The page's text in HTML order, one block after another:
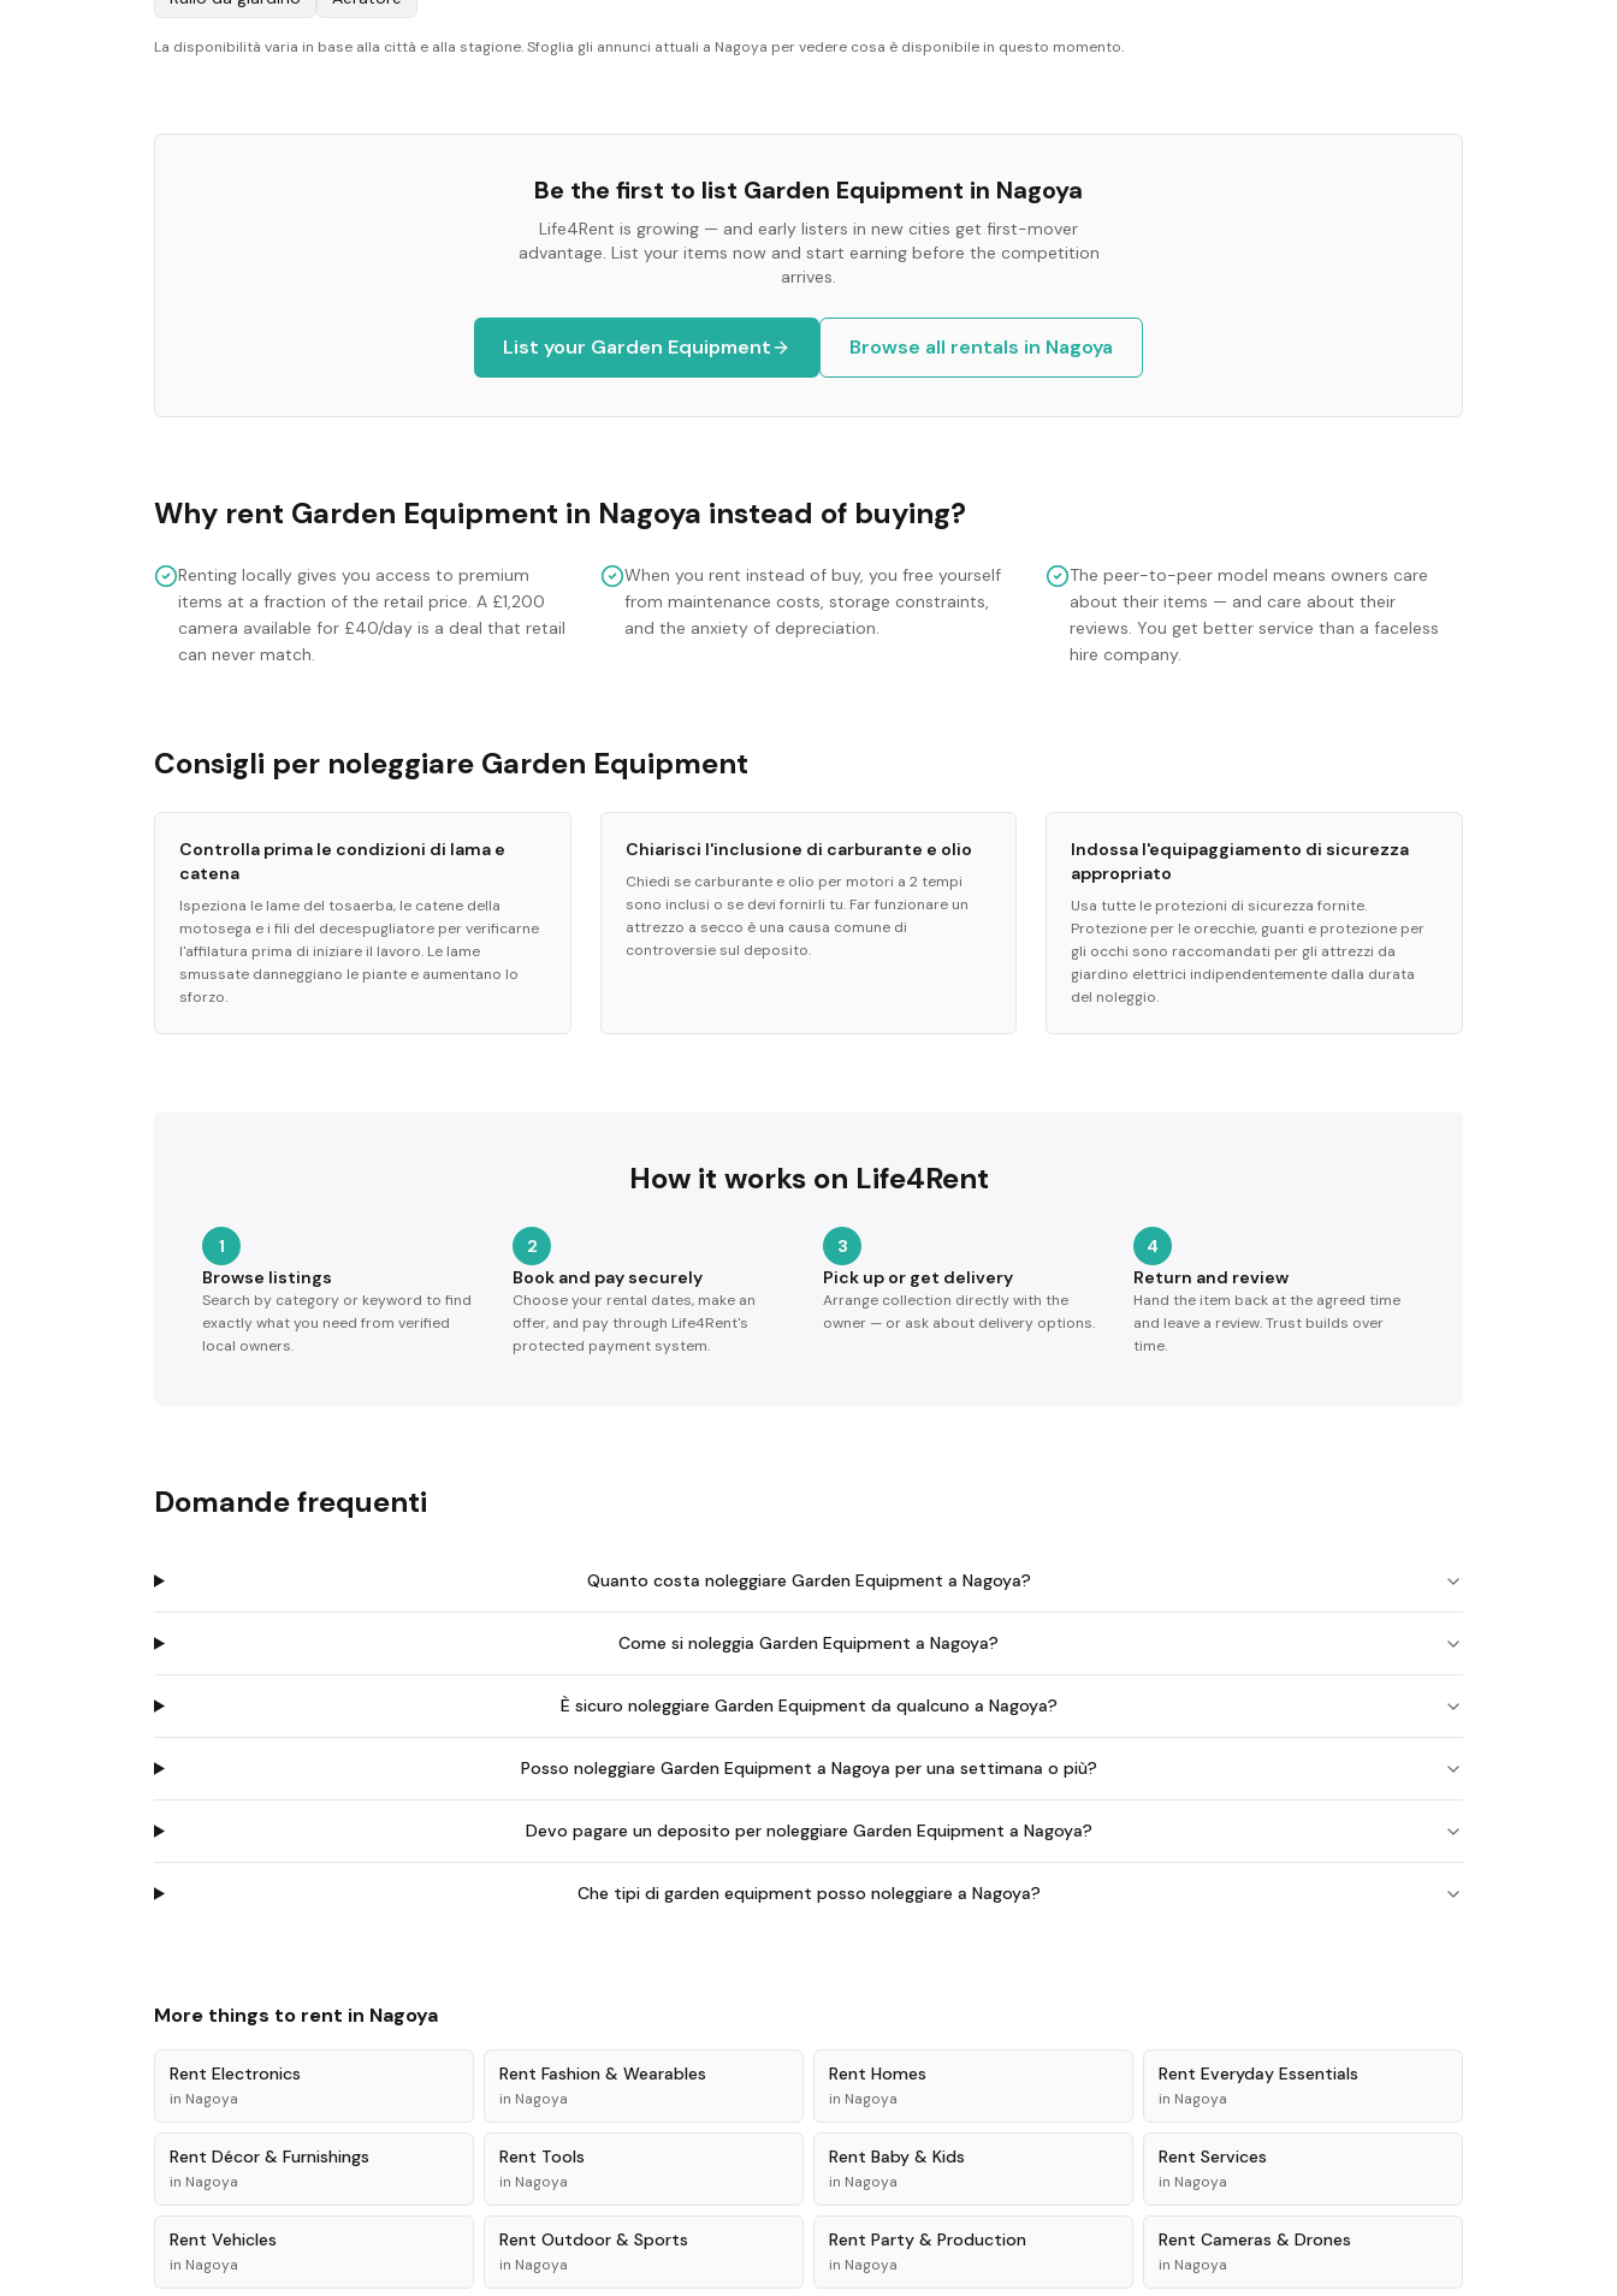
La disponibilità varia in base alla città e alla stagione. Sfoglia gli annunci attuali a Nagoya per vedere cosa è disponibile in questo momento.
Be the first to list Garden Equipment in Nagoya
Life4Rent is growing — and early listers in new cities get first-mover
advantage. List your items now and start earning before the competition
arrives.
List your Garden Equipment Browse all rentals in Nagoya
Why rent Garden Equipment in Nagoya instead of buying?
Renting locally gives you access to premium
items at a fraction of the retail price. A £1,200
camera available for £40/day is a deal that retail
can never match.
When you rent instead of buy, you free yourself
from maintenance costs, storage constraints,
and the anxiety of depreciation.
The peer-to-peer model means owners care
about their items — and care about their
reviews. You get better service than a faceless
hire company.
Consigli per noleggiare Garden Equipment
Controlla prima le condizioni di lama e
catena
Ispeziona le lame del tosaerba, le catene della
motosega e i fili del decespugliatore per verificarne
l'affilatura prima di iniziare il lavoro. Le lame
smussate danneggiano le piante e aumentano lo
sforzo.
Chiarisci l'inclusione di carburante e olio
Chiedi se carburante e olio per motori a 2 tempi
sono inclusi o se devi fornirli tu. Far funzionare un
attrezzo a secco è una causa comune di
controversie sul deposito.
Indossa l'equipaggiamento di sicurezza
appropriato
Usa tutte le protezioni di sicurezza fornite.
Protezione per le orecchie, guanti e protezione per
gli occhi sono raccomandati per gli attrezzi da
giardino elettrici indipendentemente dalla durata
del noleggio.
How it works on Life4Rent
1
Browse listings
Search by category or keyword to find
exactly what you need from verified
local owners.
2
Book and pay securely
Choose your rental dates, make an
offer, and pay through Life4Rent's
protected payment system.
3
Pick up or get delivery
Arrange collection directly with the
owner — or ask about delivery options.
4
Return and review
Hand the item back at the agreed time
and leave a review. Trust builds over
time.
Domande frequenti
Quanto costa noleggiare Garden Equipment a Nagoya?
Come si noleggia Garden Equipment a Nagoya?
È sicuro noleggiare Garden Equipment da qualcuno a Nagoya?
Posso noleggiare Garden Equipment a Nagoya per una settimana o più?
Devo pagare un deposito per noleggiare Garden Equipment a Nagoya?
Che tipi di garden equipment posso noleggiare a Nagoya?
More things to rent in Nagoya
Rent Electronics
in Nagoya
Rent Fashion & Wearables
in Nagoya
Rent Homes
in Nagoya
Rent Everyday Essentials
in Nagoya
Rent Décor & Furnishings
in Nagoya
Rent Tools
in Nagoya
Rent Baby & Kids
in Nagoya
Rent Services
in Nagoya
Rent Vehicles
in Nagoya
Rent Outdoor & Sports
in Nagoya
Rent Party & Production
in Nagoya
Rent Cameras & Drones
in Nagoya